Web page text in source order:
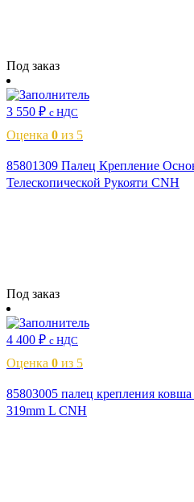
Под заказ
3 550 ₽ с НДС
Оценка 0 из 5
85801309 Палец Крепление
Телескопической Рукояти CNH
Под заказ
4 400 ₽ с НДС
Оценка 0 из 5
85803005 палец крепления
319mm L CNH